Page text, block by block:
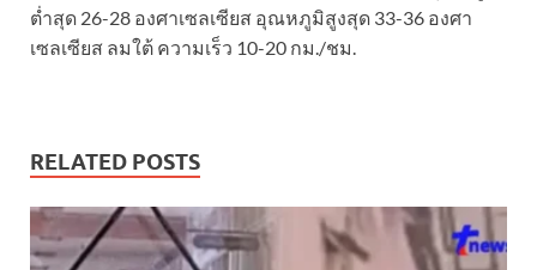
ต่ำสุด 26-28 องศาเซลเซียส อุณหภูมิสูงสุด 33-36 องศา
เซลเซียส ลมใต้ ความเร็ว 10-20 กม./ชม.
RELATED POSTS